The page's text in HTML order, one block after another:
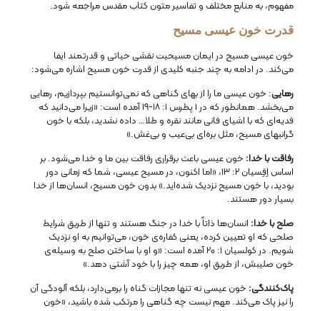
مفهوم، به منابع مختلف و تفاسیر متون کتاب مقدس مراجعه شود.
قدرت خون عیسی مسیح
خون عیسی مسیح در ایمان مسیحیت نقشی حیاتی و قدرتمند ایفا
می‌کند. در ادامه به چند جنبه کلیدی از قدرت خون مسیح اشاره می‌شود:
رهایی: خون عیسی ما را از بهای گناهی که نمی‌توانستیم بپردازیم، رهایی
می‌بخشد. همانطور که در ۱ پطرس ۱: ۱۸-۱۹ آمده است: «زیرا می‌دانید که
فدیه‌ای که با اشیای فانی مانند نقره و طلا… داده نشدید، بلکه با خون
گرانبهای مسیح، مثل بره‌ای بی‌عیب و بی‌غش.»
رفاقت با خدا:خون عیسی باعث برقراری رفاقت بین ما و خدا می‌شود. بر
اساس اِفِسیان ۲: ۱۳، «اما اکنون، در مسیح عیسی، شما که زمانی دور
بودید، با خون مسیح نزدیک شده‌اید.» بدون خون مسیح، انسان‌ها از خدا
بسیار دور هستند.
صلح با خدا: انسان‌ها ذاتاً با خدا در جنگ هستند و تنها از طریق شرایط
صلحی که او تعیین کرده، یعنی کفاره‌ی خون، می‌توانیم به او نزدیک
شویم. در کولسیان ۱: ۲۰ آمده است: «و او با ساختن صلح به وسیله‌ی
خون صلیبش، از طریق او، همه چیز را با خود آشتی دهد.»
پاک‌کنندگی:خون عیسی نه تنها مجازات گناه را برمی‌دارد، بلکه آلودگی آن
را نیز پاک می‌کند. مهم نیست چه گناهی را مرتکب شده باشید، «خون